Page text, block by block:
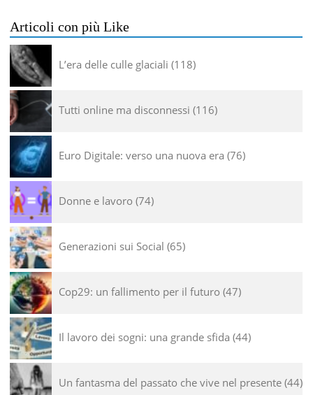
Articoli con più Like
L’era delle culle glaciali 118
Tutti online ma disconnessi 116
Euro Digitale: verso una nuova era 76
Donne e lavoro 74
Generazioni sui Social 65
Cop29: un fallimento per il futuro 47
Il lavoro dei sogni: una grande sfida 44
Un fantasma del passato che vive nel presente 44